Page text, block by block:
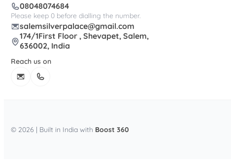
08048074684
Please keep 0 before dialling the number.
salemsilverpalace@gmail.com
174/1First Floor , Shevapet, Salem,
636002, India
Reach us on
© 2026 | Built in India with Boost 360